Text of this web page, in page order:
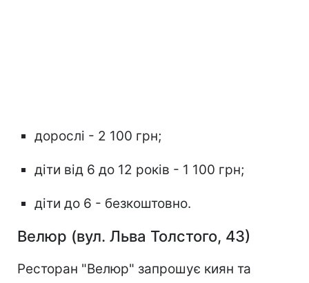
дорослі - 2 100 грн;
діти від 6 до 12 років - 1 100 грн;
діти до 6 - безкоштовно.
Велюр (вул. Льва Толстого, 43)
Ресторан "Велюр" запрошує киян та